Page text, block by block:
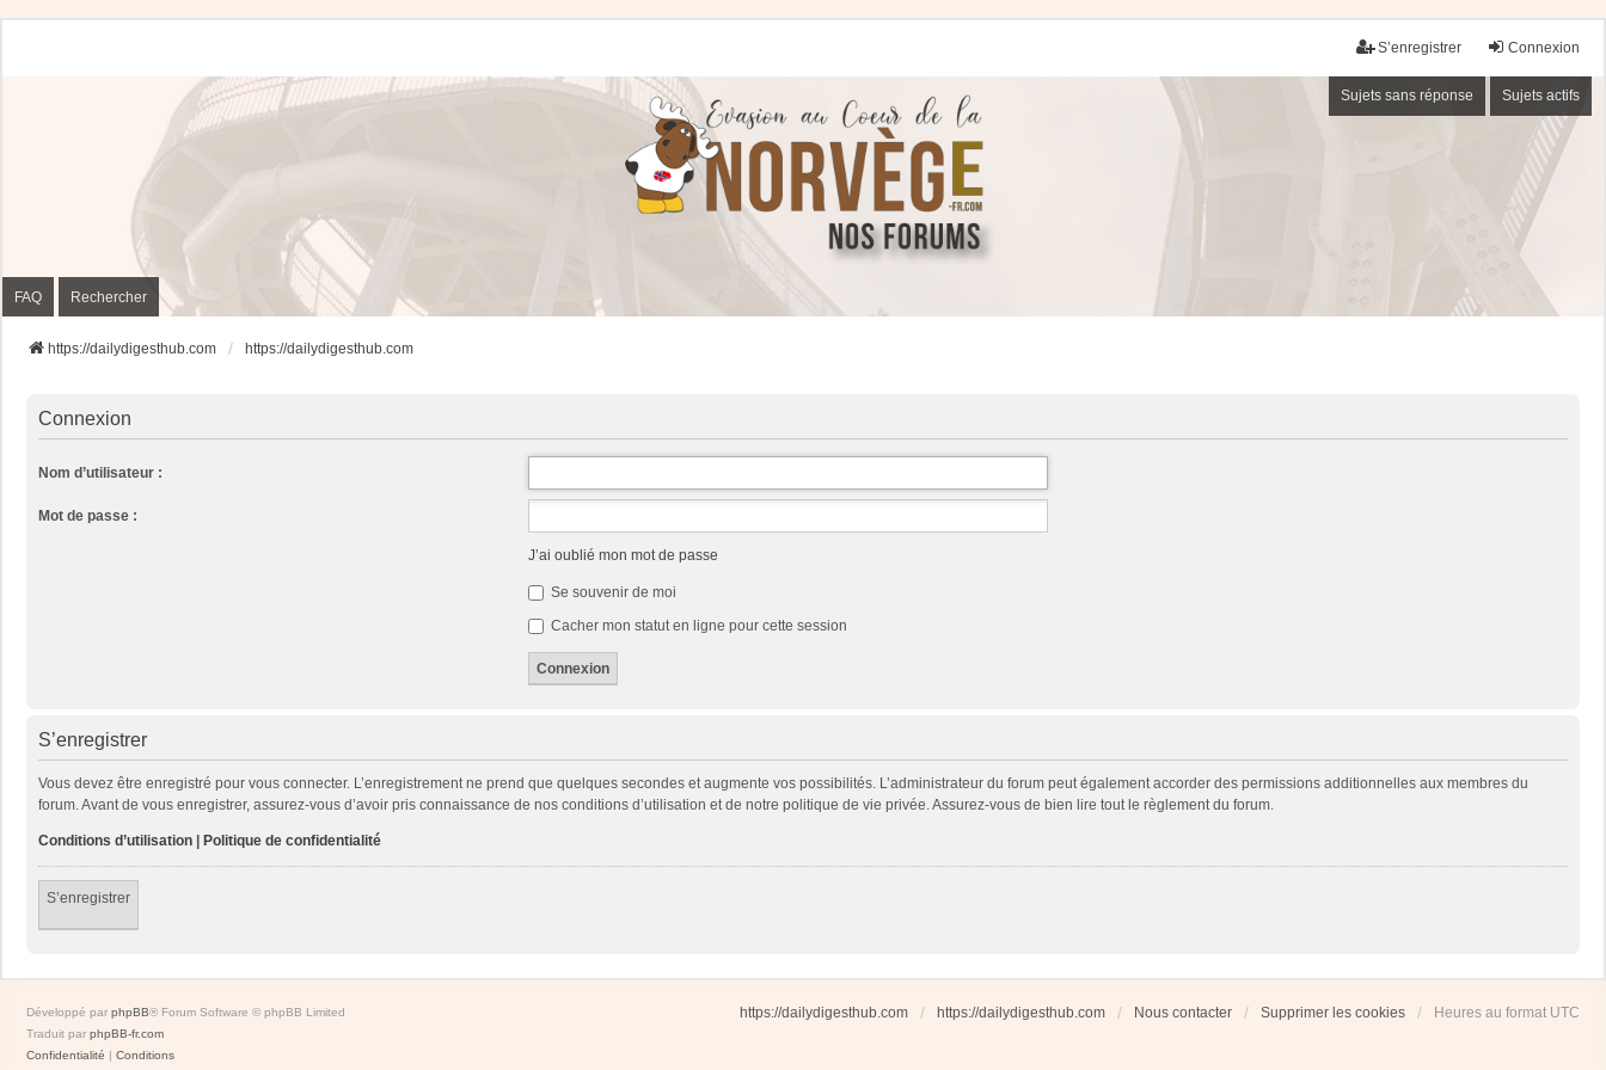
Connexion
S’enregistrer
Sujets sans réponse Sujets actifs
FAQ Rechercher
https://dailydigesthub.com https://dailydigesthub.com
Connexion
Nom d’utilisateur :
Mot de passe :
J’ai oublié mon mot de passe
Se souvenir de moi
Cacher mon statut en ligne pour cette session
S’enregistrer
Vous devez être enregistré pour vous connecter. L’enregistrement ne prend que quelques secondes et augmente vos possibilités. L’administrateur du forum peut également accorder des permissions additionnelles aux membres du
forum. Avant de vous enregistrer, assurez-vous d’avoir pris connaissance de nos conditions d’utilisation et de notre politique de vie privée. Assurez-vous de bien lire tout le règlement du forum.
Conditions d’utilisation Politique de confidentialité
S’enregistrer
https://dailydigesthub.com https://dailydigesthub.com Nous contacter Supprimer les cookies Heures au format UTC
Développé par phpBB® Forum Software © phpBB Limited
Traduit par phpBB-fr.com
Confidentialité | Conditions